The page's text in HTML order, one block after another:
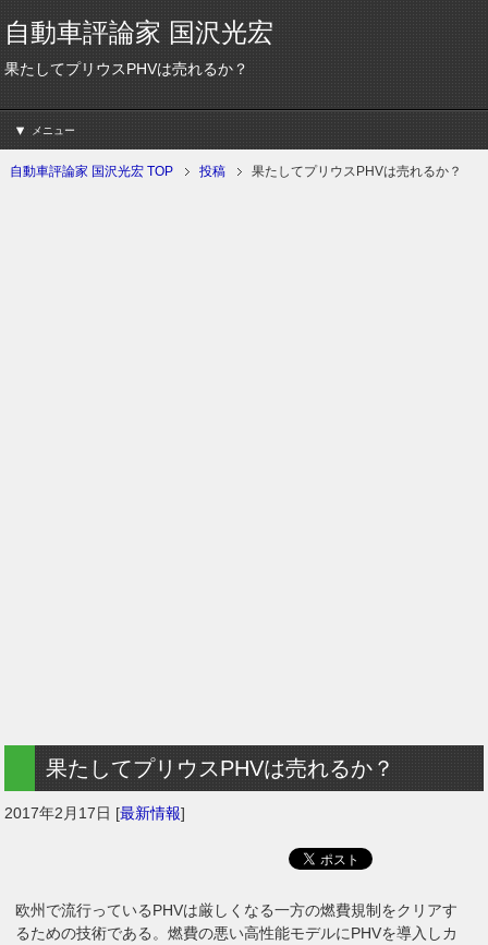
自動車評論家 国沢光宏
果たしてプリウスPHVは売れるか？
メニュー
自動車評論家 国沢光宏 TOP 投稿 果たしてプリウスPHVは売れるか？
果たしてプリウスPHVは売れるか？
2017年2月17日 [最新情報]
欧州で流行っているPHVは厳しくなる一方の燃費規制をクリアす
るための技術である。燃費の悪い高性能モデルにPHVを導入しカ